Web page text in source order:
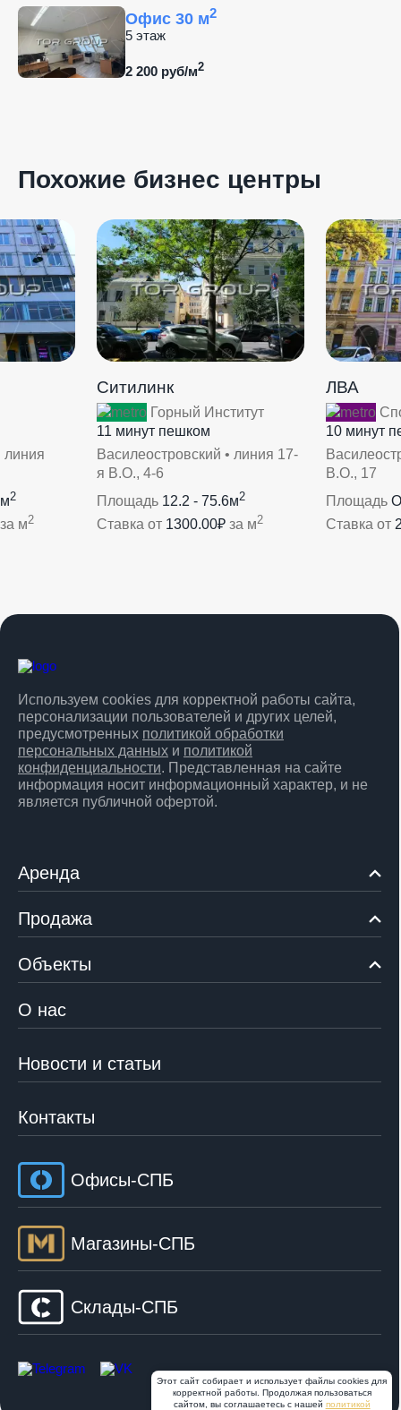
Офис 30 м2
5 этаж
2 200 руб/м2
Похожие бизнес центры
линия
2
м2
Ситилинк
Горный Институт
11 минут пешком
Василеостровский • линия 17-
я В.О., 4-6
Площадь 12.2 - 75.6м2
Ставка от 1300.00₽ за м2
ЛВА
10 минут
В.О., 17
Площадь
Ставка от
Используем cookies для корректной работы сайта,
персонализации пользователей и других целей,
предусмотренных политикой обработки
персональных данных и политикой
конфиденциальности. Представленная на сайте
информация носит информационный характер, и не
является публичной офертой.
Аренда
Продажа
Объекты
О нас
Новости и статьи
Контакты
Офисы-СПБ
Магазины-СПБ
Склады-СПБ
Этот сайт собирает и использует файлы cookies для
корректной работы. Продолжая пользоваться
сайтом, вы соглашаетесь с нашей политикой